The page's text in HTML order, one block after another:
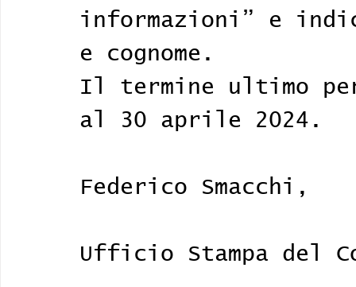
informazioni” e
e cognome.
Il termine ultimo
al 30 aprile 2024.
Federico Smacchi,
Ufficio Stampa del